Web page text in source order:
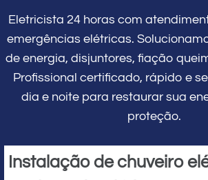
Eletricista 24 horas com
emergências elétricas.
de energia, disjuntores, fiação
Profissional certificado, rápido e
dia e noite para restaurar sua
proteção.
Instalação de chuveiro